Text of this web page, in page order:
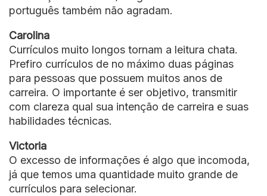
português também não agradam.
Carolina
Currículos muito longos tornam a leitura chata.
Prefiro currículos de no máximo duas páginas
para pessoas que possuem muitos anos de
carreira. O importante é ser objetivo, transmitir
com clareza qual sua intenção de carreira e suas
habilidades técnicas.
Victoria
O excesso de informações é algo que incomoda,
já que temos uma quantidade muito grande de
currículos para selecionar.